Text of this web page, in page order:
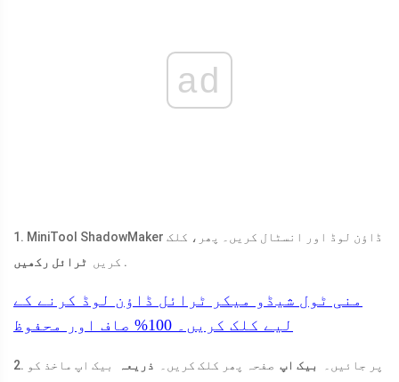
ad
1. MiniTool ShadowMaker ڈاؤن لوڈ اور انسٹال کریں۔ پھر، کلک
کریں ٹرائل رکھیں .
منی ٹول شیڈو میکر ٹرائل ڈاؤن لوڈ کرنے کے
لیے کلک کریں۔
صاف اور محفوظ
2. پر جائیں۔ بیک اپ صفحہ پھر کلک کریں۔ ذریعہ
بیک اپ ماخذ کو